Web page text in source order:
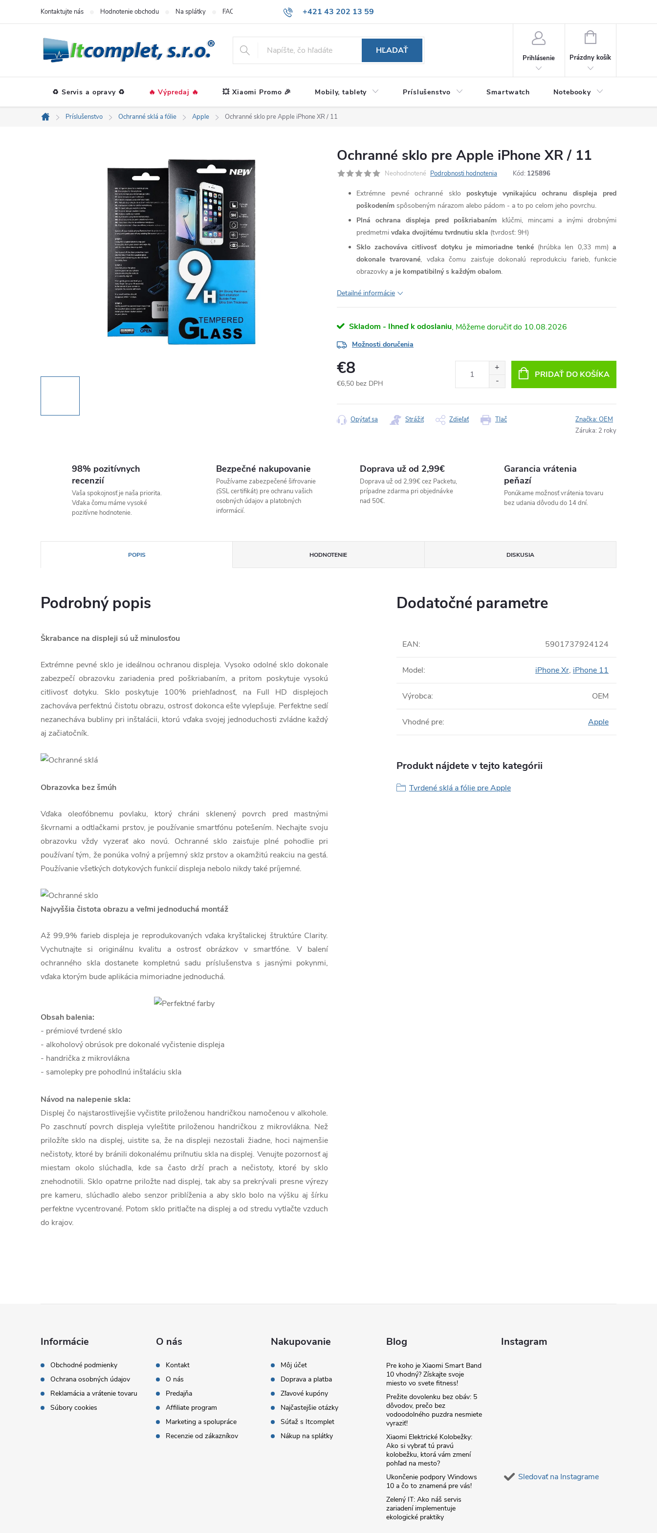
+421 43 202 13 59
Kontaktujte nás Hodnotenie obchodu Na splátky FAQ
HĽADAŤ
Prihlásenie
NÁKUPNÝ
Prázdny košík
♻️ Servis a opravy ♻️ 🔥 Výpredaj 🔥 💥 Xiaomi Promo 🎉 Mobily, tablety Príslušenstvo Smartwatch Notebooky
Domov
Príslušenstvo Ochranné sklá a fólie Apple Ochranné sklo pre Apple iPhone XR / 11
Ochranné sklo pre Apple iPhone XR / 11
Neohodnotené Podrobnosti hodnotenia Kód: 125896
Extrémne pevné ochranné sklo poskytuje vynikajúcu ochranu displeja pred
poškodením spôsobeným nárazom alebo pádom - a to po celom jeho povrchu.
Plná ochrana displeja pred poškriabaním kľúčmi, mincami a inými drobnými
predmetmi vďaka dvojitému tvrdnutiu skla (tvrdosť: 9H)
Sklo zachováva citlivosť dotyku je mimoriadne tenké (hrúbka len 0,33 mm) a
dokonale tvarované, vďaka čomu zaisťuje dokonalú reprodukciu farieb, funkcie
obrazovky a je kompatibilný s každým obalom.
Detailné informácie
Skladom - Ihneď k odoslaniu 10.08.2026
Možnosti doručenia
€8
€6,50 bez DPH
cena:
PRIDAŤ DO KOŠÍKA
Tlač
Opýtať sa Strážiť Zdieľať Značka:OEM
Záruka: 2 roky
98% pozitívnych
recenzií
Vaša spokojnosť je naša priorita.
Vďaka čomu máme vysoké
pozitívne hodnotenie.
Bezpečné nakupovanie
Používame zabezpečené šifrovanie
(SSL certifikát) pre ochranu vašich
osobných údajov a platobných
informácií.
Doprava už od 2,99€
Doprava už od 2,99€ cez Packetu,
prípadne zdarma pri objednávke
nad 50€.
Garancia vrátenia
peňazí
Ponúkame možnosť vrátenia tovaru
bez udania dôvodu do 14 dní.
POPIS HODNOTENIE DISKUSIA
Podrobný popis
Škrabance na displeji sú už minulosťou
Extrémne pevné sklo je ideálnou ochranou displeja. Vysoko odolné sklo dokonale
zabezpečí obrazovku zariadenia pred poškriabaním, a pritom poskytuje vysokú
citlivosť dotyku. Sklo poskytuje 100% priehľadnosť, na Full HD displejoch
zachováva perfektnú čistotu obrazu, ostrosť dokonca ešte vylepšuje. Perfektne sedí
nezanecháva bubliny pri inštalácii, ktorú vďaka svojej jednoduchosti zvládne každý
aj začiatočník.
Obrazovka bez šmúh
Vďaka oleofóbnemu povlaku, ktorý chráni sklenený povrch pred mastnými
škvrnami a odtlačkami prstov, je používanie smartfónu potešením. Nechajte svoju
obrazovku vždy vyzerať ako novú. Ochranné sklo zaisťuje plné pohodlie pri
používaní tým, že ponúka voľný a príjemný sklz prstov a okamžitú reakciu na gestá.
Používanie všetkých dotykových funkcií displeja nebolo nikdy také príjemné.
Najvyššia čistota obrazu a veľmi jednoduchá montáž
Až 99,9% farieb displeja je reprodukovaných vďaka kryštalickej štruktúre Clarity.
Vychutnajte si originálnu kvalitu a ostrosť obrázkov v smartfóne. V balení
ochranného skla dostanete kompletnú sadu príslušenstva s jasnými pokynmi,
vďaka ktorým bude aplikácia mimoriadne jednoduchá.
Obsah balenia:
- prémiové tvrdené sklo
- alkoholový obrúsok pre dokonalé vyčistenie displeja
- handrička z mikrovlákna
- samolepky pre pohodlnú inštaláciu skla
Návod na nalepenie skla:
Displej čo najstarostlivejšie vyčistite priloženou handričkou namočenou v alkohole.
Po zaschnutí povrch displeja vyleštite priloženou handričkou z mikrovlákna. Než
priložíte sklo na displej, uistite sa, že na displeji nezostali žiadne, hoci najmenšie
nečistoty, ktoré by bránili dokonalému priľnutiu skla na displej. Venujte pozornosť aj
miestam okolo slúchadla, kde sa často drží prach a nečistoty, ktoré by sklo
znehodnotili. Sklo opatrne priložte nad displej, tak aby sa prekrývali presne výrezy
pre kameru, slúchadlo alebo senzor priblíženia a aby sklo bolo na výšku aj šírku
perfektne vycentrované. Potom sklo pritlačte na displej a od stredu vytlačte vzduch
do krajov.
Dodatočné parametre
EAN: 5901737924124
Model: iPhone Xr, iPhone 11
Výrobca: OEM
Vhodné pre: Apple
Produkt nájdete v tejto kategórii
Tvrdené sklá a fólie pre Apple
Informácie
Obchodné podmienky
Ochrana osobných údajov
Reklamácia a vrátenie tovaru
Súbory cookies
O nás
Kontakt
O nás
Predajňa
Affiliate program
Marketing a spolupráce
Recenzie od zákazníkov
Nakupovanie
Môj účet
Doprava a platba
Zľavové kupóny
Najčastejšie otázky
Súťaž s Itcomplet
Nákup na splátky
Blog
Pre koho je Xiaomi Smart Band
10 vhodný? Získajte svoje
miesto vo svete fitness!
Prežite dovolenku bez obáv: 5
dôvodov, prečo bez
vodoodolného puzdra nesmiete
vyraziť!
Xiaomi Elektrické Kolobežky:
Ako si vybrať tú pravú
kolobežku, ktorá vám zmení
pohľad na mesto?
Ukončenie podpory Windows
10 a čo to znamená pre vás!
Zelený IT: Ako náš servis
zariadení implementuje
ekologické praktiky
Instagram
Sledovať na Instagrame